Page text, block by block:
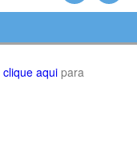
clique aqui para